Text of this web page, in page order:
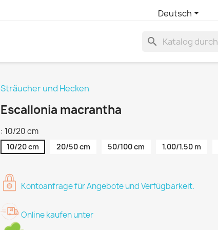
Deutsch
search
Sträucher und Hecken
Escallonia macrantha
: 10/20 cm
10/20 cm 20/50 cm 50/100 cm 1.00/1.50 m
Kontoanfrage für Angebote und Verfügbarkeit.
Online kaufen unter